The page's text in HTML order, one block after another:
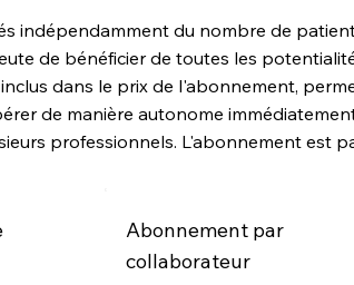
indépendamment du nombre de
de bénéficier de toutes les
dans le prix de l'abonnement,
de manière autonome
professionnels. L'abonnement est
Abonnement par
collaborateur